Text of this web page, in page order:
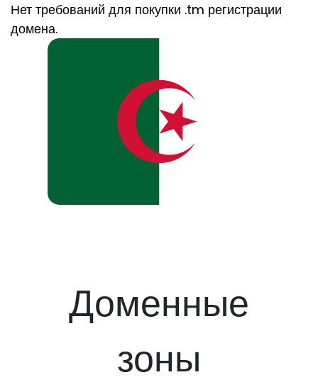
Нет требований для покупки .tm регистрации
домена.
Доменные
зоны